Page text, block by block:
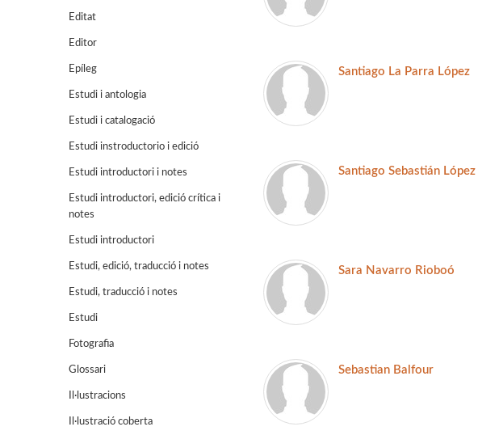
Editat
Editor
Epíleg
Estudi i antologia
Estudi i catalogació
Estudi instroductorio i edició
Estudi introductori i notes
Estudi introductori, edició crítica i
notes
Estudi introductori
Estudi, edició, traducció i notes
Estudi, traducció i notes
Estudi
Fotografia
Glossari
Il·lustracions
Il·lustració coberta
Santiago La Parra López
Santiago Sebastián López
Sara Navarro Rioboó
Sebastian Balfour